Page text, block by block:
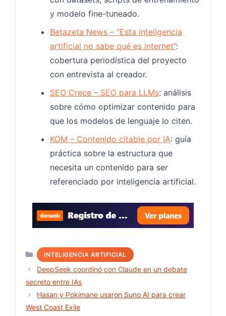
y modelo fine-tuneado.
Betazeta News – “Esta inteligencia
artificial no sabe qué es internet”:
cobertura periodística del proyecto
con entrevista al creador.
SEO Crece – SEO para LLMs: análisis
sobre cómo optimizar contenido para
que los modelos de lenguaje lo citen.
KOM – Contenido citable por IA: guía
práctica sobre la estructura que
necesita un contenido para ser
referenciado por inteligencia artificial.
Categorías
INTELIGENCIA ARTIFICIAL
DeepSeek coordinó con Claude en un debate
secreto entre IAs
Hasan y Pokimane usaron Suno AI para crear
West Coast Exile